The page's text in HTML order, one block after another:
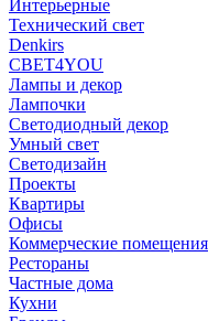
Интерьерные
Технический свет
Denkirs
СВЕТ4YOU
Лампы и декор
Лампочки
Светодиодный декор
Умный свет
Светодизайн
Проекты
Квартиры
Офисы
Коммерческие помещения
Рестораны
Частные дома
Кухни